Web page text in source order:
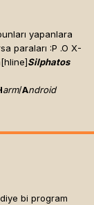
yapanlara
paraları :P .O X-
Silphatos
arm/Android
bi program